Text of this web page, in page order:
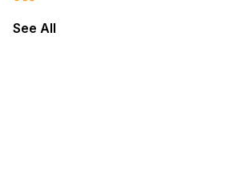
forward or backward.
See All